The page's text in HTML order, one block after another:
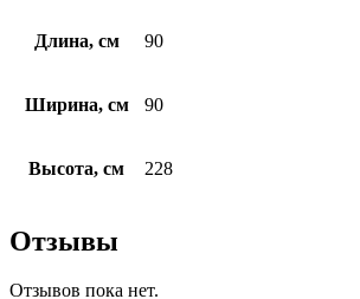
Длина, см 90
Ширина, см 90
Высота, см 228
Отзывы
Отзывов пока нет.